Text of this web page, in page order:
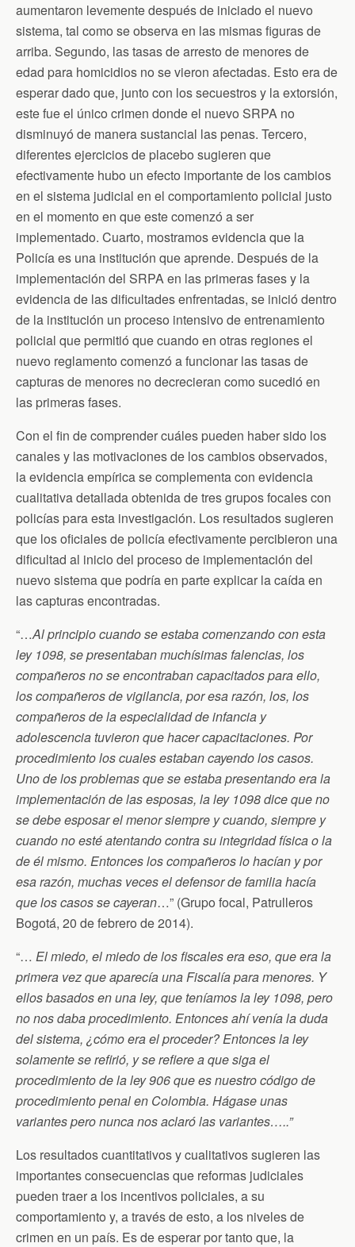
aumentaron levemente después de iniciado el nuevo
sistema, tal como se observa en las mismas figuras de
arriba. Segundo, las tasas de arresto de menores de
edad para homicidios no se vieron afectadas. Esto era de
esperar dado que, junto con los secuestros y la extorsión,
este fue el único crimen donde el nuevo SRPA no
disminuyó de manera sustancial las penas. Tercero,
diferentes ejercicios de placebo sugieren que
efectivamente hubo un efecto importante de los cambios
en el sistema judicial en el comportamiento policial justo
en el momento en que este comenzó a ser
implementado. Cuarto, mostramos evidencia que la
Policía es una institución que aprende. Después de la
implementación del SRPA en las primeras fases y la
evidencia de las dificultades enfrentadas, se inició dentro
de la institución un proceso intensivo de entrenamiento
policial que permitió que cuando en otras regiones el
nuevo reglamento comenzó a funcionar las tasas de
capturas de menores no decrecieran como sucedió en
las primeras fases.
Con el fin de comprender cuáles pueden haber sido los
canales y las motivaciones de los cambios observados,
la evidencia empírica se complementa con evidencia
cualitativa detallada obtenida de tres grupos focales con
policías para esta investigación. Los resultados sugieren
que los oficiales de policía efectivamente percibieron una
dificultad al inicio del proceso de implementación del
nuevo sistema que podría en parte explicar la caída en
las capturas encontradas.
“…Al principio cuando se estaba comenzando con esta
ley 1098, se presentaban muchísimas falencias, los
compañeros no se encontraban capacitados para ello,
los compañeros de vigilancia, por esa razón, los, los
compañeros de la especialidad de infancia y
adolescencia tuvieron que hacer capacitaciones. Por
procedimiento los cuales estaban cayendo los casos.
Uno de los problemas que se estaba presentando era la
implementación de las esposas, la ley 1098 dice que no
se debe esposar el menor siempre y cuando, siempre y
cuando no esté atentando contra su integridad física o la
de él mismo. Entonces los compañeros lo hacían y por
esa razón, muchas veces el defensor de familia hacía
que los casos se cayeran…” (Grupo focal, Patrulleros
Bogotá, 20 de febrero de 2014).
“… El miedo, el miedo de los fiscales era eso, que era la
primera vez que aparecía una Fiscalía para menores. Y
ellos basados en una ley, que teníamos la ley 1098, pero
no nos daba procedimiento. Entonces ahí venía la duda
del sistema, ¿cómo era el proceder? Entonces la ley
solamente se refirió, y se refiere a que siga el
procedimiento de la ley 906 que es nuestro código de
procedimiento penal en Colombia. Hágase unas
variantes pero nunca nos aclaró las variantes…..”
Los resultados cuantitativos y cualitativos sugieren las
importantes consecuencias que reformas judiciales
pueden traer a los incentivos policiales, a su
comportamiento y, a través de esto, a los niveles de
crimen en un país. Es de esperar por tanto que, la